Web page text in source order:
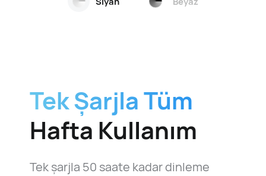
Tek Şarjla Tüm
Hafta Kullanım
Tek şarjla 50 saate kadar dinleme